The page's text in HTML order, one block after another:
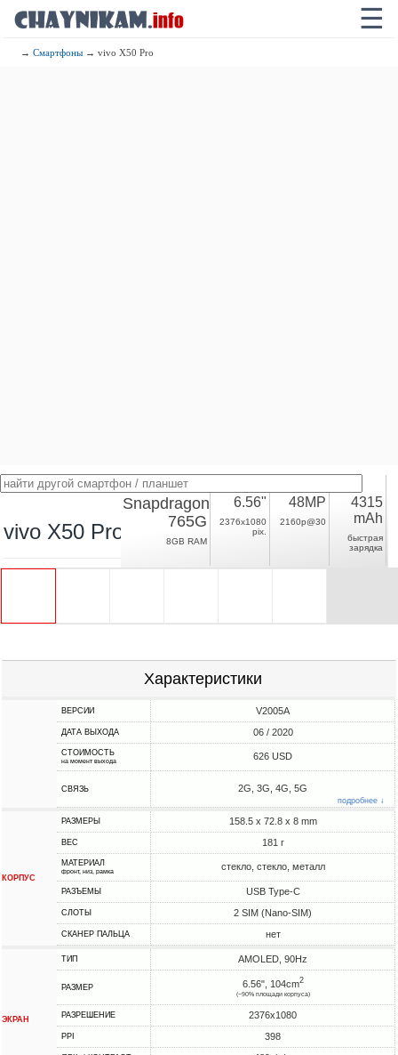
☰
→Смартфоны → vivo X50 Pro
vivo X50 Pro
Snapdragon
765G
8GB RAM
6.56"
2376x1080
pix.
48MP
2160p@30
4315
mAh
быстрая
зарядка
Характеристики
ВЕРСИИ V2005A
ДАТА ВЫХОДА 06 / 2020
СТОИМОСТЬ
на момент выхода 626 USD
СВЯЗЬ 2G, 3G, 4G, 5G
подробнее ↓
КОРПУС
РАЗМЕРЫ 158.5 x 72.8 x 8 mm
ВЕС 181 г
МАТЕРИАЛ
фронт, низ, рамка стекло, стекло, металл
РАЗЪЕМЫ USB Type-C
СЛОТЫ 2 SIM (Nano-SIM)
СКАНЕР ПАЛЬЦА нет
ЭКРАН
ТИП AMOLED, 90Hz
РАЗМЕР 6.56", 104cm2
(~90% площади корпуса)
РАЗРЕШЕНИЕ 2376x1080
PPI 398